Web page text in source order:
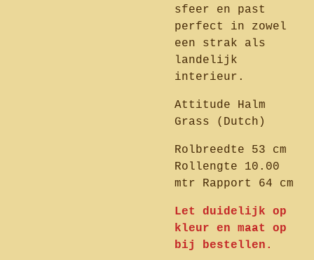
sfeer en past
perfect in zowel
een strak als
landelijk
interieur.
Attitude Halm
Grass (Dutch)
Rolbreedte 53 cm
Rollengte 10.00
mtr Rapport 64 cm
Let duidelijk op
kleur en maat op
bij bestellen.